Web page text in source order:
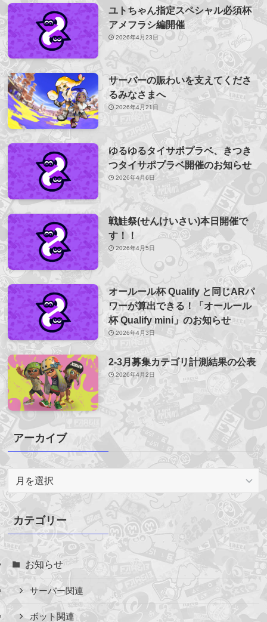
ユトちゃん指定スペシャル必須杯
アメフラシ編開催
2026年4月23日
サーバーの賑わいを支えてくださ
るみなさまへ
2026年4月21日
ゆるゆるタイサポプラベ、きつき
つタイサポプラベ開催のお知らせ
2026年4月6日
戦鮭祭(せんけいさい)本日開催で
す！！
2026年4月5日
オールール杯 Qualify と同じARパ
ワーが算出できる！「オールール
杯 Qualify mini」のお知らせ
2026年4月3日
2-3月募集カテゴリ計測結果の公表
2026年4月2日
アーカイブ
ー
カ
イ
ブ
カテゴリー
お知らせ
サーバー関連
ボット関連